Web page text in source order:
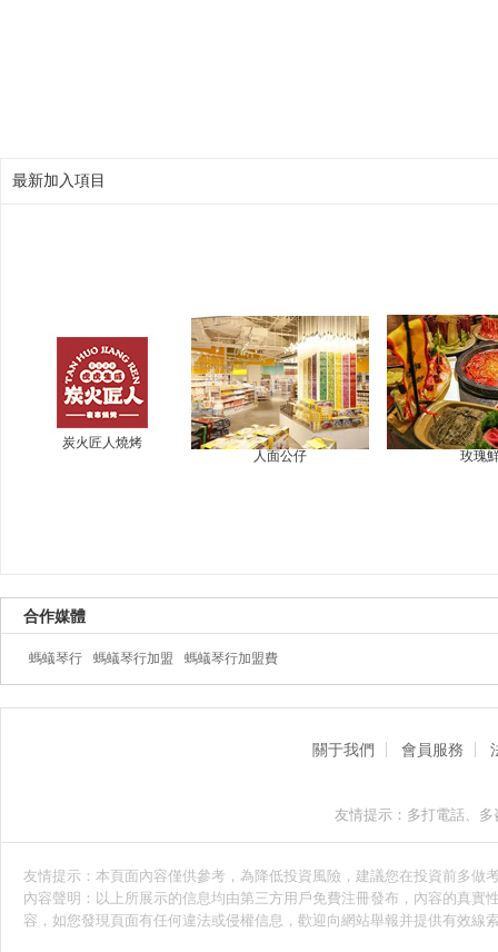
最新加入項目
炭火匠人燒烤
人面公仔
玫瑰
合作媒體
螞蟻琴行 螞蟻琴行加盟 螞蟻琴行加盟費
關于我們 會員服務
友情提示：多打電話、
友情提示：本頁面內容僅供參考，為降低投資風險，建議您在投資前多
內容聲明：以上所展示的信息均由第三方用戶免費注冊發布，內容的真
容，如您發現頁面有任何違法或侵權信息，歡迎向網站舉報并提供有效線